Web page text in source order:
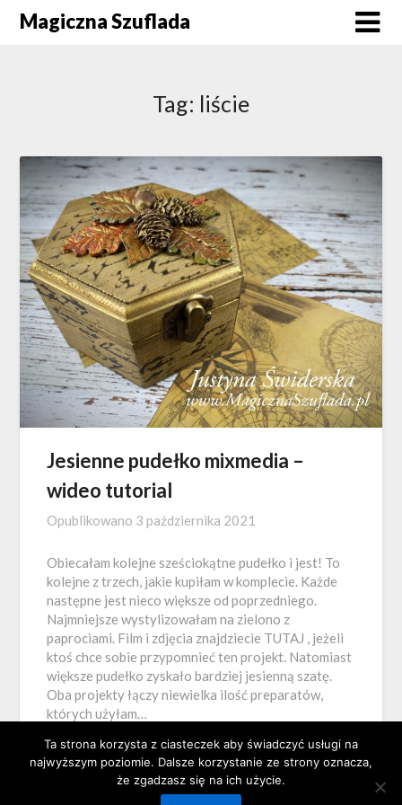
SkipMagiczna Szuflada
Tag: liście
Jesienne pudełko mixmedia –
wideo tutorial
Opublikowano 3 października 2021
Obiecałam kolejne sześciokątne pudełko i jest! To
kolejne z trzech, jakie kupiłam w komplecie. Każde
następne jest nieco większe od poprzedniego.
Najmniejsze wystylizowałam na zielono z
paprociami. Film i zdjęcia znajdziecie TUTAJ , jeżeli
ktoś chce sobie przypomnieć ten projekt. Natomiast
większe pudełko zyskało bardziej jesienną szatę.
Oba projekty łączy niewielka ilość preparatów,
których użyłam…
Ta strona korzysta z ciasteczek aby świadczyć usługi na
najwyższym poziomie. Dalsze korzystanie ze strony oznacza,
że zgadzasz się na ich użycie.